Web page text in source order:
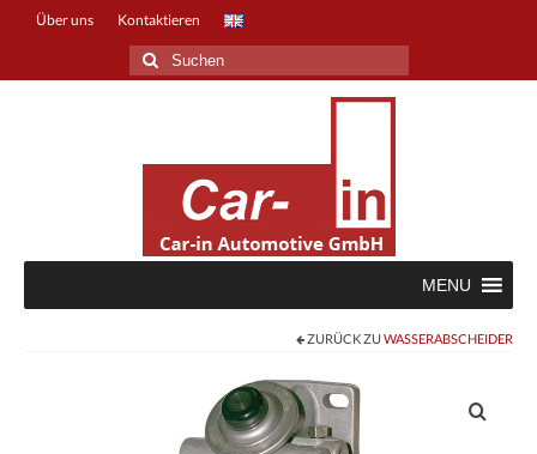
Über uns Kontaktieren
Suche
nach:
MENU
ZURÜCK ZUWASSERABSCHEIDER